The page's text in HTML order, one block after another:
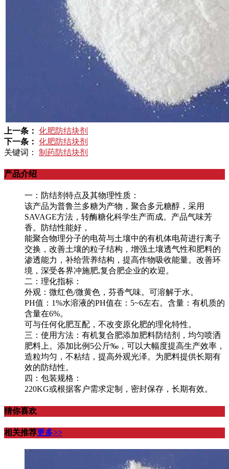
上一条： 化肥防结块剂
下一条： 化肥防结块剂
关键词： 制药防结块剂
产品介绍
一：防结剂特点及其物理性质：
该产品为普鲁兰多糖为产物，聚合多元糖醇，采用
SAVAGE方法，转酶糖化科学生产而成。产品气味芳
香。防结性能好，
能聚合物理分子的电荷与土壤中的有机体电荷进行离子
交换，改善土壤的粒子结构，增强土壤透气性和肥料的
渗透能力，补给营养结构，提高作物吸收能量。改善环
境，深受各界冲施肥,复合肥企业的欢迎。
二：理化指标：
外观：微红色/微黄色，芬香气味。可溶解于水。
PH值：1%水溶液的PH值在：5~6左右。含量：有机质的
含量在6%。
可与任何化肥互配，不改变原化肥的理化特性。
三：使用方法：有机复合肥添加肥料防结剂，均匀喷洒
肥料上。添加比例5公斤‰，可以大幅度提高生产效率，
造粒均匀，不粘结，提高外观光泽。为肥料提供长期有
效的防结性。
四：包装规格：
220KG或根据客户需求定制，密封保存，长期有效。
猜你喜欢
相关推荐更多>>